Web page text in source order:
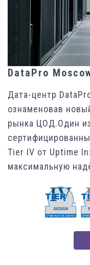
DataPro
Дата-центр
ознаменовав
рынка ЦОД.Один
Tier IV от Uptime
максимальную